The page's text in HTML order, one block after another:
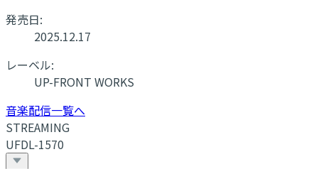
発売日:
2025.12.17
レーベル:
UP-FRONT WORKS
音楽配信一覧へ
STREAMING
UFDL-1570